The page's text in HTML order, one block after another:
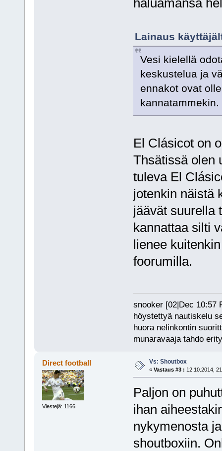
haluamansa
Lainaus
Vesi kielellä
keskustelua ja
ennakot ovat
kannatammekin.
El Clásicot on
Thsätissä olen
tuleva El
jotenkin näistä
jäävät suurella
kannattaa silti
lienee
foorumilla.
snooker [02|Dec 10:57
höystettyä nautiskelu
huora nelinkontin
munaravaaja tahdo
Direct football
Viestejä: 1166
Vs: Shoutbox
« Vastaus #3 : 12.10.2014,
Paljon on
ihan
nykymenosta
shoutboxiin.